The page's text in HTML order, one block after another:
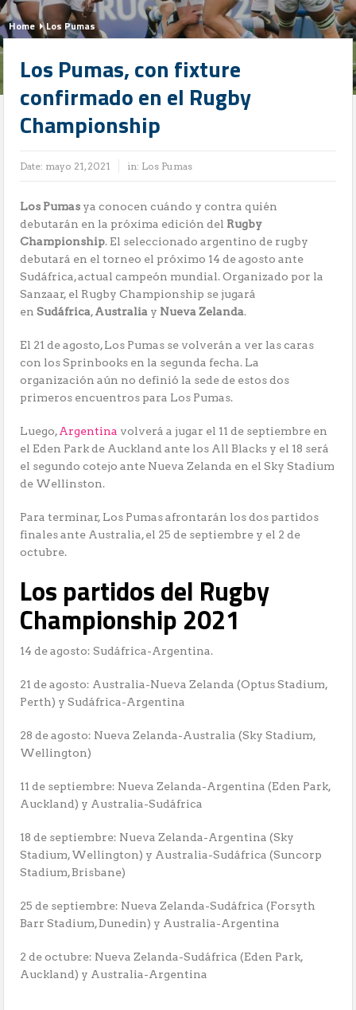
Home Los Pumas
Los Pumas, con fixture
confirmado en el Rugby
Championship
Date: mayo 21, 2021 in: Los Pumas
Los Pumas ya conocen cuándo y contra quién
debutarán en la próxima edición del Rugby
Championship. El seleccionado argentino de rugby
debutará en el torneo el próximo 14 de agosto ante
Sudáfrica, actual campeón mundial. Organizado por la
Sanzaar, el Rugby Championship se jugará
enSudáfrica,Australia y Nueva Zelanda.
El 21 de agosto, Los Pumas se volverán a ver las caras
con los Sprinbooks en la segunda fecha. La
organización aún no definió la sede de estos dos
primeros encuentros para Los Pumas.
Luego,Argentina volverá a jugar el 11 de septiembre en
el Eden Park de Auckland ante los All Blacks y el 18 será
el segundo cotejo ante Nueva Zelanda en el Sky Stadium
de Wellinston.
Para terminar, Los Pumas afrontarán los dos partidos
finales ante Australia, el 25 de septiembre y el 2 de
octubre.
Los partidos del Rugby
Championship 2021
14 de agosto: Sudáfrica-Argentina.
21 de agosto: Australia-Nueva Zelanda (Optus Stadium,
Perth) y Sudáfrica-Argentina
28 de agosto: Nueva Zelanda-Australia (Sky Stadium,
Wellington)
11 de septiembre: Nueva Zelanda-Argentina (Eden Park,
Auckland) y Australia-Sudáfrica
18 de septiembre: Nueva Zelanda-Argentina (Sky
Stadium, Wellington) y Australia-Sudáfrica (Suncorp
Stadium, Brisbane)
25 de septiembre: Nueva Zelanda-Sudáfrica (Forsyth
Barr Stadium, Dunedin) y Australia-Argentina
2 de octubre: Nueva Zelanda-Sudáfrica (Eden Park,
Auckland) y Australia-Argentina